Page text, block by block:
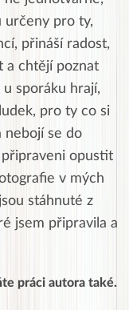
určeny pro ty,
přináší radost,
a chtějí poznat
sporáku hrají,
pro ty co si
nebojí se do
opustit
v mých
stáhnuté z
jsem připravila a
práci autora také.